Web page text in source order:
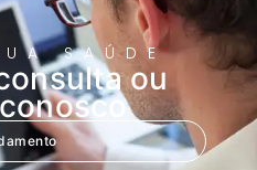
SAÚDE
ou